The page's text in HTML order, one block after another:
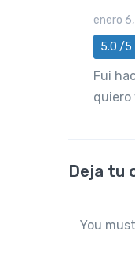
enero
5.0 /5
Fui
quiero
Deja tu
You